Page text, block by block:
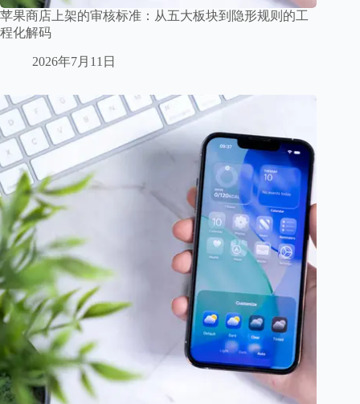
苹果商店上架的审核标准：从五大板块到隐形规则的工
程化解码
2026年7月11日